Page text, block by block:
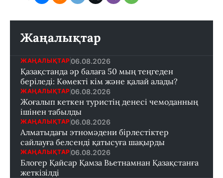
Жаңалықтар
ЖАҢАЛЫҚТАР 06.08.2026
Қазақстанда әр балаға 50 мың теңгеден
беріледі: Көмекті кім және қалай алады?
ЖАҢАЛЫҚТАР 06.08.2026
Жоғалып кеткен туристің денесі чемоданның
ішінен табылды
ЖАҢАЛЫҚТАР 06.08.2026
Алматыдағы этномәдени бірлестіктер
сайлауға белсенді қатысуға шақырды
ЖАҢАЛЫҚТАР 06.08.2026
Блогер Қайсар Қамза Вьетнамнан Қазақстанға
жеткізілді